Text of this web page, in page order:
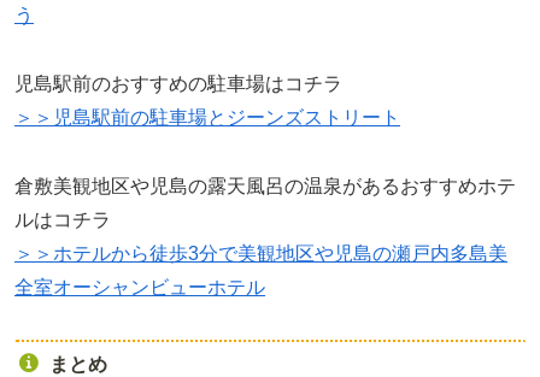
う
児島駅前のおすすめの駐車場はコチラ
＞＞児島駅前の駐車場とジーンズストリート
倉敷美観地区や児島の露天風呂の温泉があるおすすめホテ
ルはコチラ
＞＞ホテルから徒歩3分で美観地区や児島の瀬戸内多島美
全室オーシャンビューホテル
まとめ